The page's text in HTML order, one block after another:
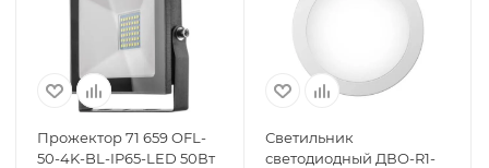
Прожектор 71 659 OFL-
50-4K-BL-IP65-LED 50Вт
Светильник
светодиодный ДВО-R1-